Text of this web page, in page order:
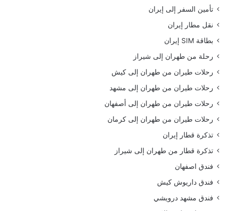
تأمين السفر إلى إيران
نقل مطار إيران
بطاقة SIM إيران
رحلة من طهران إلى شيراز
رحلات طيران من طهران إلى كيش
رحلات طيران من طهران إلى مشهد
رحلات طيران من طهران إلى أصفهان
رحلات طيران من طهران إلى كرمان
تذكرة قطار إيران
تذكرة قطار من طهران إلى شيراز
فندق اصفهان
فندق داريوش كيش
فندق مشهد درويشي